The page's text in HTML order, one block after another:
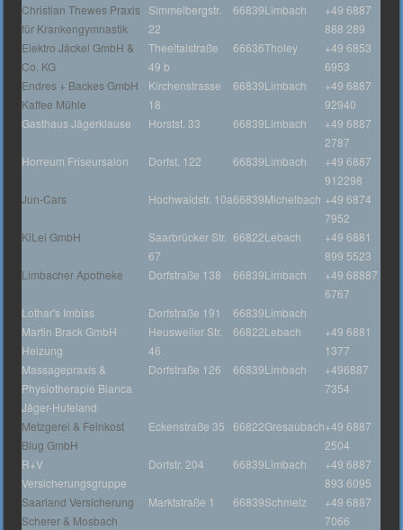
Christian Thewes Praxis
für Krankengymnastik
Simmelbergstr.
22
66839Limbach
+49 6887
888 289
Elektro Jäckel GmbH &
Co. KG
Theeltalstraße
49 b
66636Tholey
+49 6853
6953
Endres + Backes GmbH
Kaffee Mühle
Kirchenstrasse
18
66839Limbach
+49 6887
92940
Gasthaus Jägerklause
Horstst. 33 66839Limbach
+49 6887
2787
Horreum Friseursalon
Dorfst. 122 66839Limbach
+49 6887
912298
Jun-Cars
Hochwaldstr. 10a66839Michelbach +49 6874
7952
KiLei GmbH
Saarbrücker Str.
67
66822Lebach
+49 6881
899 5523
Limbacher Apotheke
Dorfstraße 138 66839Limbach
+49 68887
6767
Lothar's Imbiss
Dorfstraße 191 66839Limbach
Martin Brack GmbH
Heizung
Heusweiler Str.
46
66822Lebach
+49 6881
1377
Massagepraxis &
Physiotherapie Bianca
Jäger-Hufeland
Dorfstraße 126 66839Limbach
+496887
7354
Metzgerei & Feinkost
Blug GmbH
Eckenstraße 35 66822Gresaubach+49 6887
2504
R+V
Versicherungsgruppe
Dorfstr. 204 66839Limbach
+49 6887
893 6095
Saarland Versicherung
Scherer & Mosbach
Marktstraße 1 66839Schmelz
+49 6887
7066